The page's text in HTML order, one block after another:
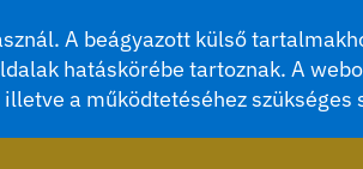
A beágyazott külső
hatáskörébe tartoznak. A
a működtetéséhez